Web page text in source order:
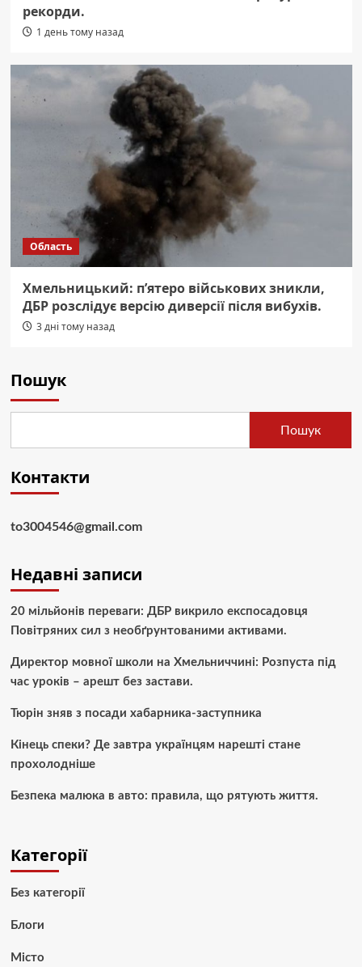
рекорди.
1 день тому назад
Область
Хмельницький: п’ятеро військових зникли,
ДБР розслідує версію диверсії після вибухів.
3 дні тому назад
Пошук
Пошук
Контакти
to3004546@gmail.com
Недавні записи
20 мільйонів переваги: ДБР викрило експосадовця
Повітряних сил з необґрунтованими активами.
Директор мовної школи на Хмельниччині: Розпуста під
час уроків – арешт без застави.
Тюрін зняв з посади хабарника-заступника
Кінець спеки? Де завтра українцям нарешті стане
прохолодніше
Безпека малюка в авто: правила, що рятують життя.
Категорії
Без категорії
Блоги
Місто